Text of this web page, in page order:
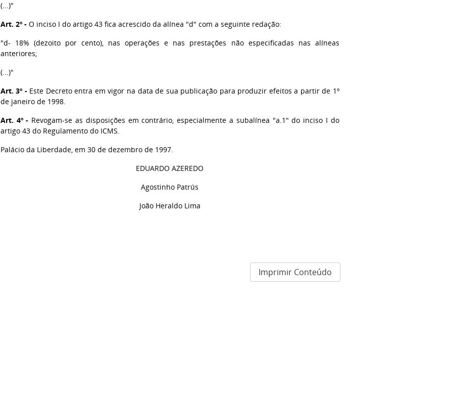
(...)"
Art. 2º -O inciso I do artigo 43 fica acrescido da alínea "d" com a seguinte redação:
"d- 18% (dezoito por cento), nas operações e nas prestações não especificadas nas alíneas
anteriores;
(...)"
Art. 3º -Este Decreto entra em vigor na data de sua publicação para produzir efeitos a partir de 1º
de janeiro de 1998.
Art. 4º - Revogam-se as disposições em contrário, especialmente a subalínea "a.1" do inciso I do
artigo 43 do Regulamento do ICMS.
Palácio da Liberdade, em 30 de dezembro de 1997.
EDUARDO AZEREDO
Agostinho Patrús
João Heraldo Lima
Imprimir Conteúdo